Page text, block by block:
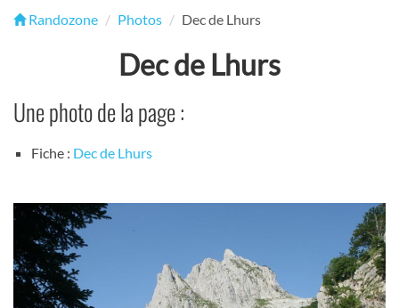
Randozone Photos Dec de Lhurs
Dec de Lhurs
Une photo de la page :
Fiche : Dec de Lhurs